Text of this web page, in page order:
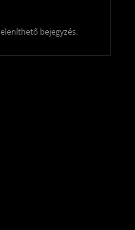
bejegyzés.